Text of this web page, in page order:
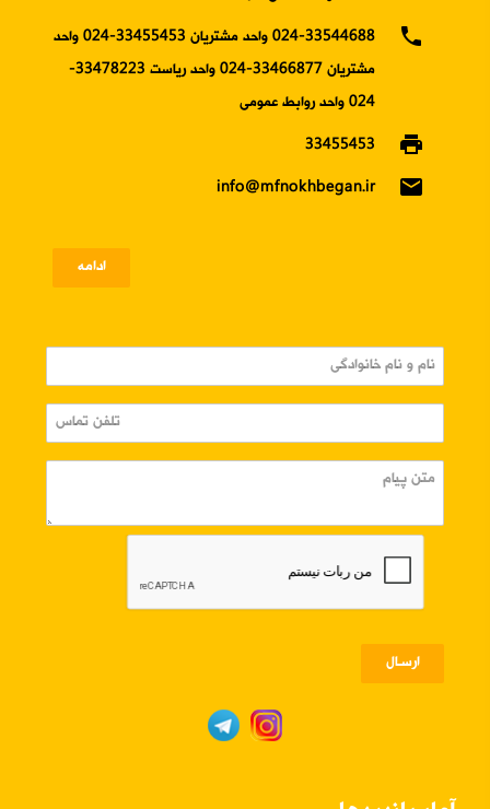
phone
024-33544688 واحد مشتریان 33455453-024 واحد
مشتریان 33466877-024 واحد ریاست 33478223-
024 واحد روابط عمومی
print
33455453
email
info@mfnokhbegan.ir
ادامه
ارسـال